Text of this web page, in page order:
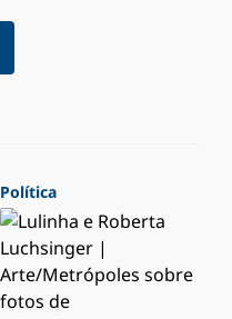
Política